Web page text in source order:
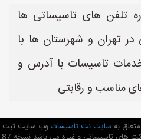
تلفن های تاسیساتی ها
تهران و شهرستان ها با
تاسیسات با آدرس و
مناسب و رقابتی
به سایت نت تاسیساتوب سایت ثبت